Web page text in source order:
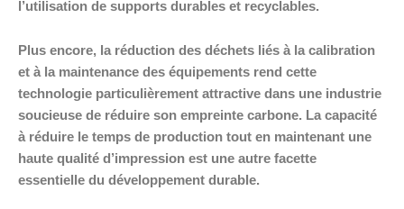
l’utilisation de supports durables et recyclables.
Plus encore, la réduction des déchets liés à la calibration
et à la maintenance des équipements rend cette
technologie particulièrement attractive dans une industrie
soucieuse de réduire son empreinte carbone. La capacité
à réduire le temps de production tout en maintenant une
haute qualité d’impression est une autre facette
essentielle du développement durable.